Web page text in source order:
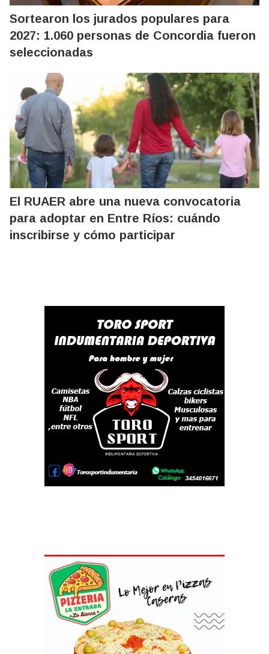
Sortearon los jurados populares para
2027: 1.060 personas de Concordia fueron
seleccionadas
El RUAER abre una nueva convocatoria
para adoptar en Entre Ríos: cuándo
inscribirse y cómo participar